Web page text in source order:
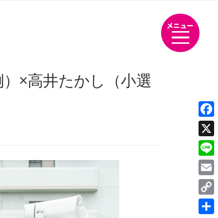
メニュー
×高井たかし（小選
X
Line